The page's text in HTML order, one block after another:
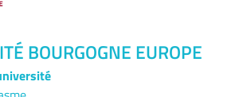
BOURGOGNE EUROPE